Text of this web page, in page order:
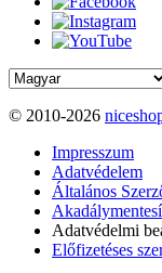
© 2010-2026
Impresszum
Adatvédelem
Általános
Adatvédelmi
Előfizetéses